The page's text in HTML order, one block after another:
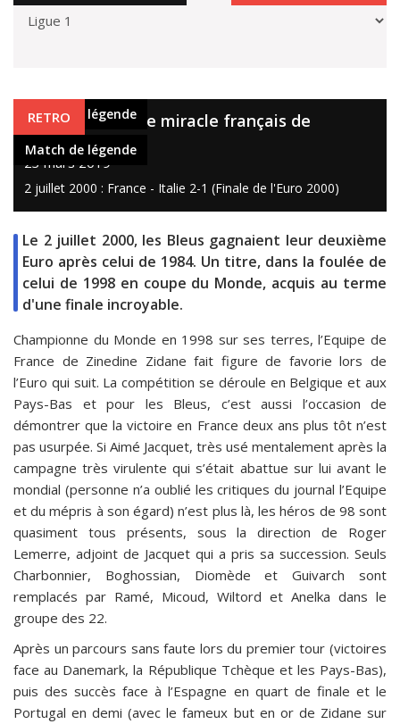
Match de légende
RETRO
Match de légende
France - Italie, le miracle français de
Rotterdam
23 mars 2019
2 juillet 2000 : France - Italie 2-1 (Finale de l'Euro 2000)
Le 2 juillet 2000, les Bleus gagnaient leur deuxième
Euro après celui de 1984. Un titre, dans la foulée de
celui de 1998 en coupe du Monde, acquis au terme
d'une finale incroyable.
Championne du Monde en 1998 sur ses terres, l’Equipe de
France de Zinedine Zidane fait figure de favorie lors de
l’Euro qui suit. La compétition se déroule en Belgique et aux
Pays-Bas et pour les Bleus, c’est aussi l’occasion de
démontrer que la victoire en France deux ans plus tôt n’est
pas usurpée. Si Aimé Jacquet, très usé mentalement après la
campagne très virulente qui s’était abattue sur lui avant le
mondial (personne n’a oublié les critiques du journal l’Equipe
et du mépris à son égard) n’est plus là, les héros de 98 sont
quasiment tous présents, sous la direction de Roger
Lemerre, adjoint de Jacquet qui a pris sa succession. Seuls
Charbonnier, Boghossian, Diomède et Guivarch sont
remplacés par Ramé, Micoud, Wiltord et Anelka dans le
groupe des 22.
Après un parcours sans faute lors du premier tour (victoires
face au Danemark, la République Tchèque et les Pays-Bas),
puis des succès face à l’Espagne en quart de finale et le
Portugal en demi (avec le fameux but en or de Zidane sur